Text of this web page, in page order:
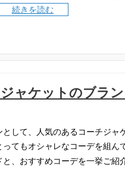
続きを読む
ャケットのブラン
して、人気のあるコーチジャ
てもオシャレなコーデを組ん
、おすすめコーデを一挙ご紹